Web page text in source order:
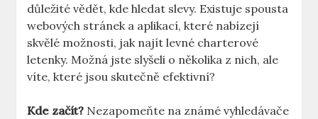
důležité vědět, kde hledat slevy. Existuje spousta
webových stránek a aplikací, které nabízejí
skvělé možnosti, jak najít levné charterové
letenky. Možná jste slyšeli o několika z nich, ale
víte, které jsou skutečně efektivní?
Kde začít? Nezapomeňte na známé vyhledávače